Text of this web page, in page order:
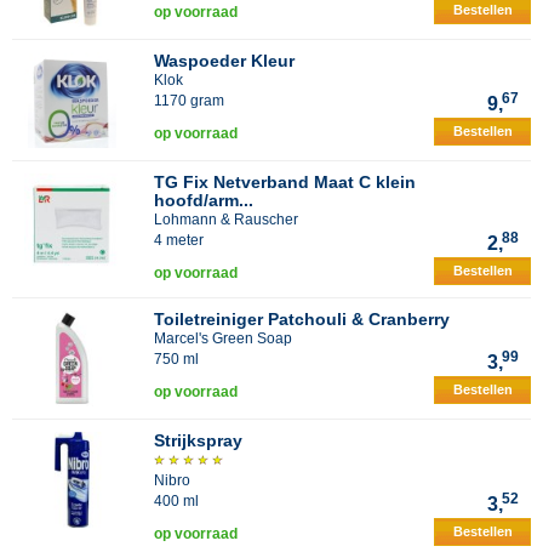
op voorraad Bestellen
Waspoeder Kleur
Klok
1170 gram
9,67
op voorraad Bestellen
TG Fix Netverband Maat C klein
hoofd/arm...
Lohmann & Rauscher
4 meter
2,88
op voorraad Bestellen
Toiletreiniger Patchouli & Cranberry
Marcel's Green Soap
750 ml
3,99
op voorraad Bestellen
Strijkspray
Nibro
400 ml
3,52
op voorraad Bestellen